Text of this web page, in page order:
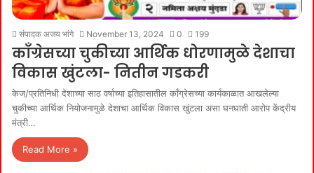
संपादक अजय भांगे November 13, 2024 0 199
काँग्रेसच्या चुकीच्या आर्थिक धोरणामुळे देशाचा
विकास खुंटला- नितीन गडकरी
केज/प्रतिनिधी देशाच्या साठ वर्षाच्या इतिहासातील काँग्रेसच्या कार्यकाळात आखलेल्या
चुकीच्या आर्थिक नियोजनामुळे देशाचा आर्थिक विकास खुंटला असा घनघाती आरोप केंद्रीय
मंत्री…
Read More »